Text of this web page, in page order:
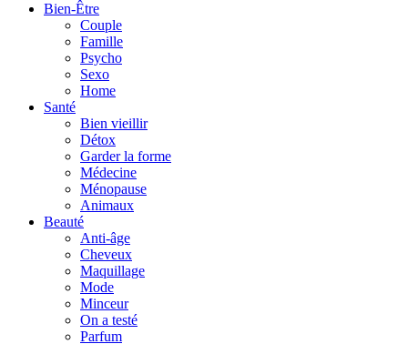
Bien-Être
Couple
Famille
Psycho
Sexo
Home
Santé
Bien vieillir
Détox
Garder la forme
Médecine
Ménopause
Animaux
Beauté
Anti-âge
Cheveux
Maquillage
Mode
Minceur
On a testé
Parfum